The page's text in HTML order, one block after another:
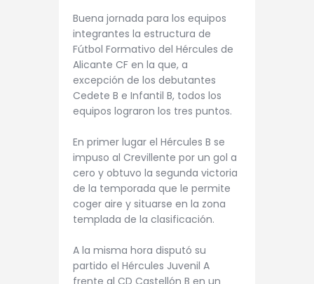
Buena jornada para los equipos
integrantes la estructura de
Fútbol Formativo del Hércules de
Alicante CF en la que, a
excepción de los debutantes
Cedete B e Infantil B, todos los
equipos lograron los tres puntos.
En primer lugar el Hércules B se
impuso al Crevillente por un gol a
cero y obtuvo la segunda victoria
de la temporada que le permite
coger aire y situarse en la zona
templada de la clasificación.
A la misma hora disputó su
partido el Hércules Juvenil A
frente al CD Castellón B en un